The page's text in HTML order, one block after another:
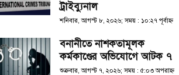
ট্রাইব্যুনাল
শনিবার, আগস্ট ৮, ২০২৬; সময় : ১০:২৭ পূর্বাহ্ণ
বনানীতে নাশকতামূলক
কর্মকাণ্ডের অভিযোগে আটক ৭
শুক্রবার, আগস্ট ৭, ২০২৬; সময় : ৫:০৩ অপরাহ্ণ